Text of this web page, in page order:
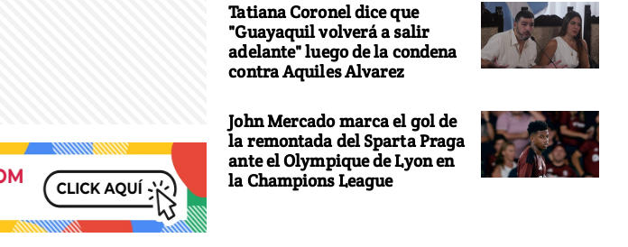
Tatiana Coronel dice que
"Guayaquil volverá a salir
adelante" luego de la condena
contra Aquiles Alvarez
John Mercado marca el gol de
la remontada del Sparta Praga
ante el Olympique de Lyon en
la Champions League